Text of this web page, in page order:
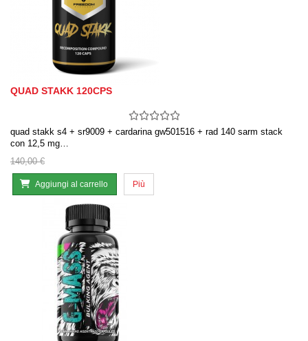
QUAD STAKK 120CPS
quad stakk s4 + sr9009 + cardarina gw501516 + rad 140 sarm stack
con 12,5 mg…
140,00 €
Aggiungi al carrello Più